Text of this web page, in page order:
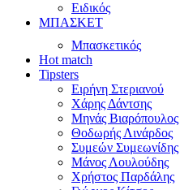
Ειδικός
ΜΠΑΣΚΕΤ
Μπασκετικός
Hot match
Tipsters
Ειρήνη Στεριανού
Χάρης Δάντσης
Μηνάς Βιαρόπουλος
Θοδωρής Λινάρδος
Συμεών Συμεωνίδης
Μάνος Λουλούδης
Χρήστος Παρδάλης